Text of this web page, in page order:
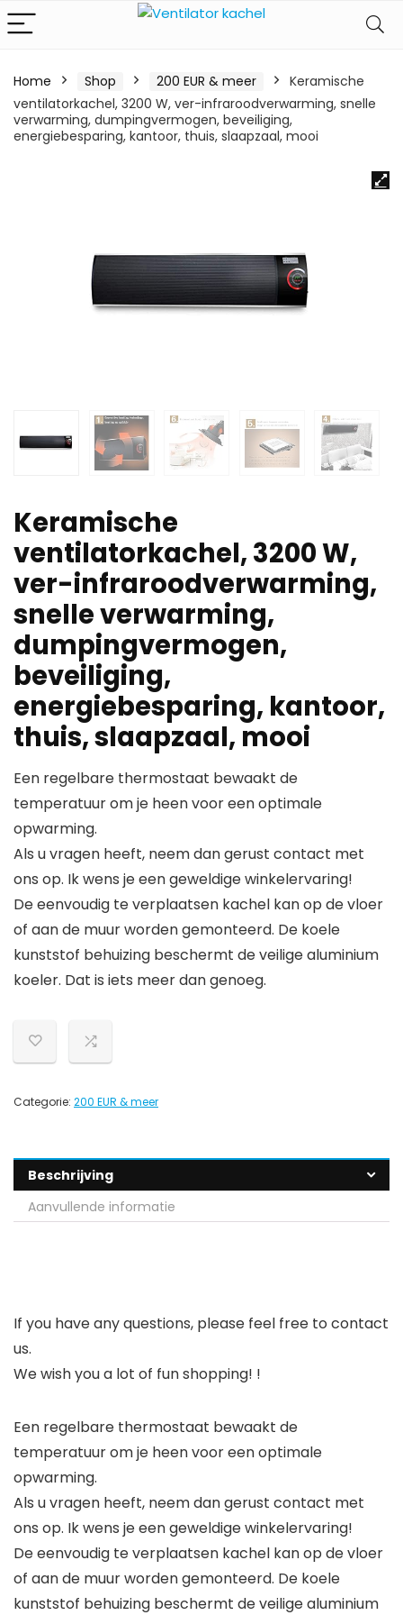
Home Shop 200 EUR & meer
Keramische
ventilatorkachel, 3200 W, ver-infraroodverwarming, snelle
verwarming, dumpingvermogen, beveiliging,
energiebesparing, kantoor, thuis, slaapzaal, mooi
Keramische
ventilatorkachel, 3200 W,
ver-infraroodverwarming,
snelle verwarming,
dumpingvermogen,
beveiliging,
energiebesparing, kantoor,
thuis, slaapzaal, mooi
Een regelbare thermostaat bewaakt de
temperatuur om je heen voor een optimale
opwarming.
Als u vragen heeft, neem dan gerust contact met
ons op. Ik wens je een geweldige winkelervaring!
De eenvoudig te verplaatsen kachel kan op de vloer
of aan de muur worden gemonteerd. De koele
kunststof behuizing beschermt de veilige aluminium
koeler. Dat is iets meer dan genoeg.
Categorie: 200 EUR & meer
Beschrijving
Aanvullende informatie
If you have any questions, please feel free to contact
us.
We wish you a lot of fun shopping! !
Een regelbare thermostaat bewaakt de
temperatuur om je heen voor een optimale
opwarming.
Als u vragen heeft, neem dan gerust contact met
ons op. Ik wens je een geweldige winkelervaring!
De eenvoudig te verplaatsen kachel kan op de vloer
of aan de muur worden gemonteerd. De koele
kunststof behuizing beschermt de veilige aluminium